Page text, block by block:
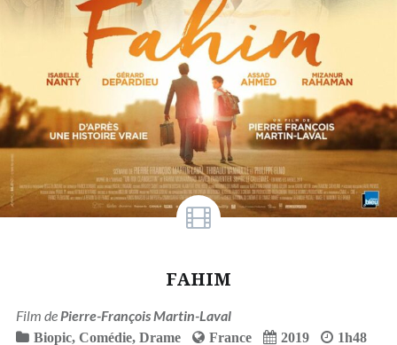
FAHIM
Film dePierre-François Martin-Laval
Biopic, Comédie, Drame France 2019 1h48